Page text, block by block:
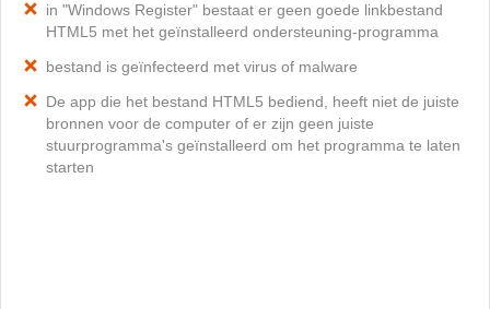
in "Windows Register" bestaat er geen goede linkbestand
HTML5 met het geïnstalleerd ondersteuning-programma
bestand is geïnfecteerd met virus of malware
De app die het bestand HTML5 bediend, heeft niet de juiste
bronnen voor de computer of er zijn geen juiste
stuurprogramma's geïnstalleerd om het programma te laten
starten